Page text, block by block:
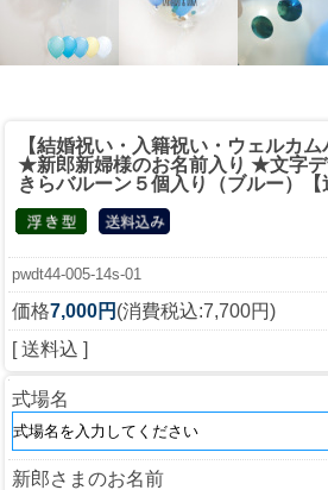
【結婚祝い・入籍祝い・ウェルカム
★新郎新婦様のお名前入り ★文字デ
きらバルーン５個入り（ブルー）【
pwdt44-005-14s-01
価格7,000円 (消費税込:7,700円)
[ 送料込 ]
式場名
新郎さまのお名前